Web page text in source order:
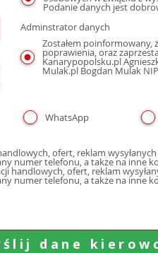
Podanie danych jest
Adminstrator danych
Zostałem poinformowany,
poprawienia, oraz
Kanarypopolsku.pl
Mulak.pl Bogdan Mulak
WhatsApp
ofert, reklam
handlowych, ofert, reklam
numer telefonu, a także na inne
dane